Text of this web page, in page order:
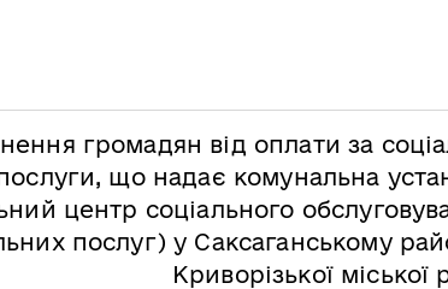
громадян від оплати за
що надає комунальна
центр соціального
послуг) у Саксаганському
Криворізької міської